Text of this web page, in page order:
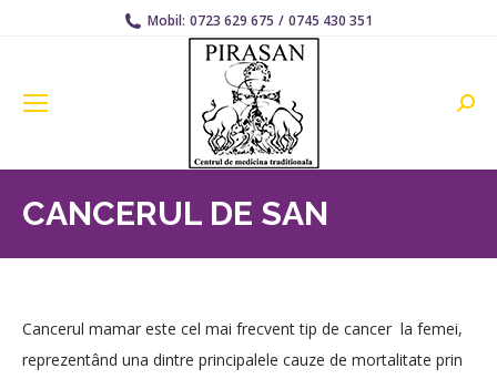
Mobil: 0723 629 675 / 0745 430 351
CANCERUL DE SAN
Cancerul mamar este cel mai frecvent tip de cancer la femei,
reprezentând una dintre principalele cauze de mortalitate prin